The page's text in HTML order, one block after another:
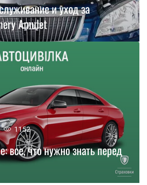
и уход за
Amulet
1152
все, что нужно знать перед